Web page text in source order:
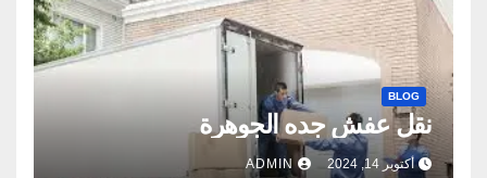
BLOG
نقل عفش جده الجوهرة
أكتوبر 14, 2024 ADMIN